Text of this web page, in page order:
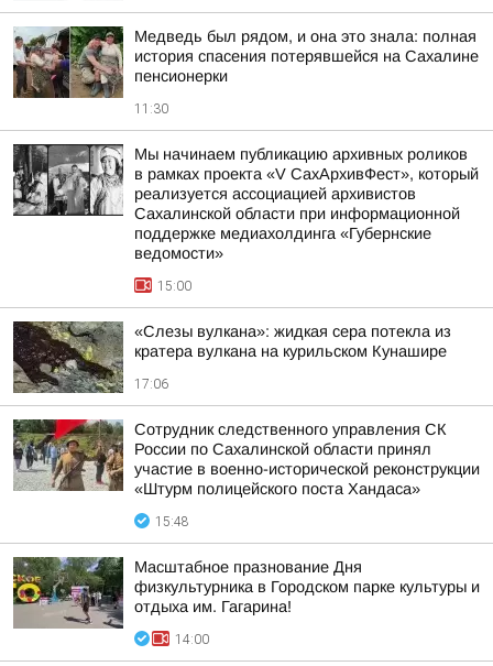
Медведь был рядом, и она это знала: полная
история спасения потерявшейся на Сахалине
пенсионерки
11:30
Мы начинаем публикацию архивных роликов
в рамках проекта «V СахАрхивФест», который
реализуется ассоциацией архивистов
Сахалинской области при информационной
поддержке медиахолдинга «Губернские
ведомости»
15:00
«Слезы вулкана»: жидкая сера потекла из
кратера вулкана на курильском Кунашире
17:06
Сотрудник следственного управления СК
России по Сахалинской области принял
участие в военно-исторической реконструкции
«Штурм полицейского поста Хандаса»
15:48
Масштабное празнование Дня
физкультурника в Городском парке культуры и
отдыха им. Гагарина!
14:00